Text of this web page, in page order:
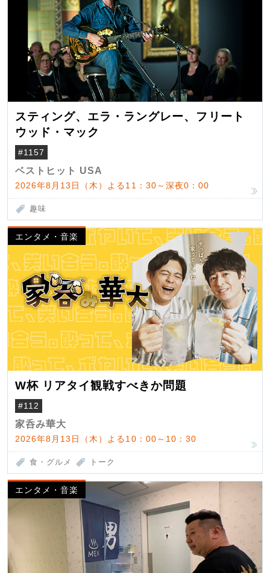
スティング、エラ・ラングレー、フリート
ウッド・マック
#1157
ベストヒット USA
2026年8月13日（木）よる11：30～深夜0：00
趣味
エンタメ・音楽
W杯 リアタイ観戦すべきか問題
#112
家呑み華大
2026年8月13日（木）よる10：00～10：30
食・グルメ トーク
エンタメ・音楽